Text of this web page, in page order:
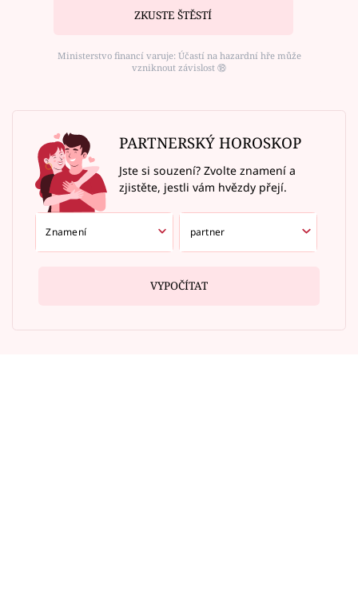
ZKUSTE ŠTĚSTÍ
Ministerstvo financí varuje: Účastí na hazardní hře může
vzniknout závislost ⑱
PARTNERSKÝ HOROSKOP
Jste si souzení? Zvolte znamení a
zjistěte, jestli vám hvězdy přejí.
VYPOČÍTAT